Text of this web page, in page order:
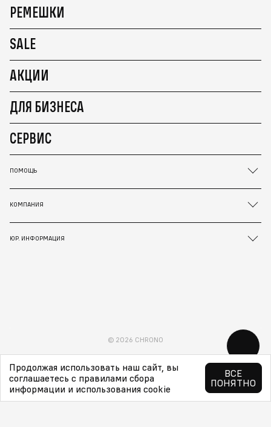
РЕМЕШКИ
SALE
АКЦИИ
ДЛЯ БИЗНЕСА
СЕРВИС
ПОМОЩЬ
КОМПАНИЯ
ЮР. ИНФОРМАЦИЯ
© 2026 CHRONO
Продолжая использовать наш сайт, вы
соглашаетесь с правилами сбора
информации и использования cookie
ВСЕ
ПОНЯТНО